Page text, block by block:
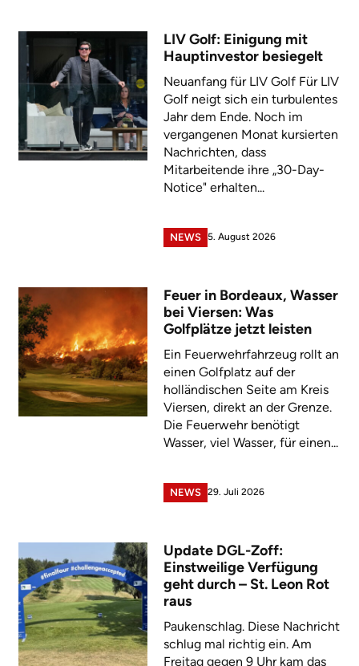
LIV Golf: Einigung mit
Hauptinvestor besiegelt
Neuanfang für LIV Golf Für LIV
Golf neigt sich ein turbulentes
Jahr dem Ende. Noch im
vergangenen Monat kursierten
Nachrichten, dass
Mitarbeitende ihre „30-Day-
Notice" erhalten...
NEWS 5. August 2026
Feuer in Bordeaux, Wasser
bei Viersen: Was
Golfplätze jetzt leisten
Ein Feuerwehrfahrzeug rollt an
einen Golfplatz auf der
holländischen Seite am Kreis
Viersen, direkt an der Grenze.
Die Feuerwehr benötigt
Wasser, viel Wasser, für einen...
NEWS 29. Juli 2026
Update DGL-Zoff:
Einstweilige Verfügung
geht durch – St. Leon Rot
raus
Paukenschlag. Diese Nachricht
schlug mal richtig ein. Am
Freitag gegen 9 Uhr kam das